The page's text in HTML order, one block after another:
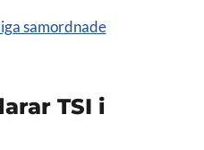
samordnade
TSI i